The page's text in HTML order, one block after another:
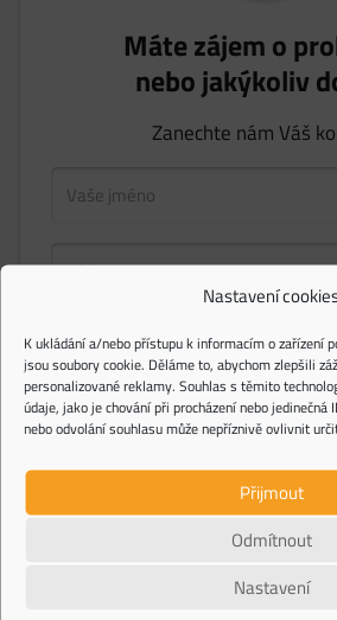
Nastavení
K ukládání a/nebo přístupu k informacím o zařízení
jsou soubory cookie. Děláme to, abychom zlepšili
personalizované reklamy. Souhlas s těmito
údaje, jako je chování při procházení nebo
nebo odvolání souhlasu může nepříznivě ovlivnit
Přijmout
Odmítnout
Nastavení
Máte zájem o
nebo jakýkoliv
Zanechte nám Váš
Upozorňujeme, že všechny kontaktní formuláře na
společnosti Google.